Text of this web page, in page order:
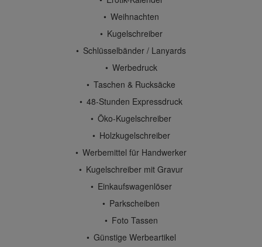
Weihnachten
Kugelschreiber
Schlüsselbänder / Lanyards
Werbedruck
Taschen & Rucksäcke
48-Stunden Expressdruck
Öko-Kugelschreiber
Holzkugelschreiber
Werbemittel für Handwerker
Kugelschreiber mit Gravur
Einkaufswagenlöser
Parkscheiben
Foto Tassen
Günstige Werbeartikel